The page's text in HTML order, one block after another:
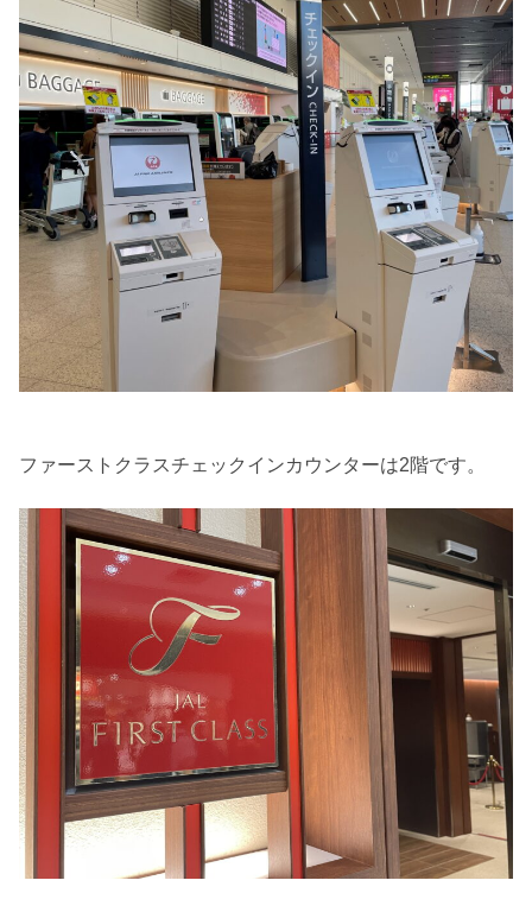
ファーストクラスチェックインカウンターは2階です。